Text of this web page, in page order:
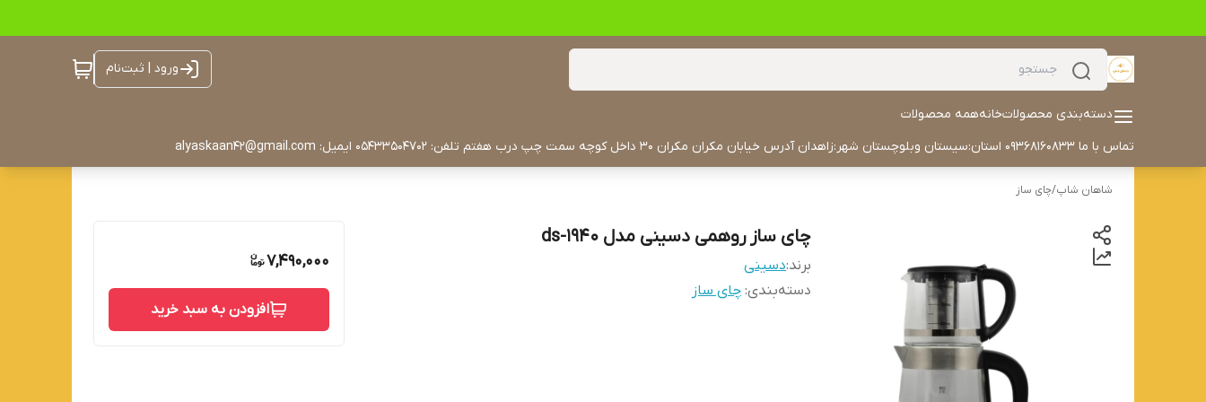
ورود | ثبت‌نام
دسته‌بندی محصولاتخانههمه محصولات
تماس با ما 09368160833 استان:سیستان وبلوچستان شهر:زاهدان آدرس خیابان مکران مکران ۳۰ داخل کوچه سمت چپ درب هفتم تلفن: 05433504702 ایمیل: alyaskaan42@gmail.com
شاهان شاپ/چای ساز
چای ساز روهمی دسینی مدل ds-1940
برند:دسینی
دسته‌بندی: چای ساز
7,490,000
افزودن به سبد خرید